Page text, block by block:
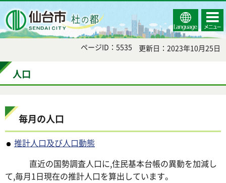
Select
Language
コンテ
ンツメ
ニュー
ページID：5535 更新日：2023年10月25日
人口
毎月の人口
推計人口及び人口動態
直近の国勢調査人口に,住民基本台帳の異動を加減し
て,毎月1日現在の推計人口を算出しています。